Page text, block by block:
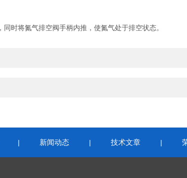
将氮气排空阀手柄内推，使氮气处于排空状态。
| 新闻动态 | 技术文章 |